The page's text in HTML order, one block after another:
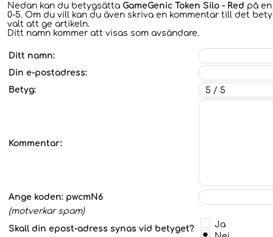
Nedan kan du betygsätta GameGenic Token Silo - Red på
0-5. Om du vill kan du även skriva en kommentar till det
valt att ge artikeln.
Ditt namn kommer att visas som avsändare.
Ditt namn:
Din e-postadress:
Betyg:
Kommentar:
Ange koden: pwcmN6
(motverkar spam)
Skall din epost-adress synas vid betyget?
Ja